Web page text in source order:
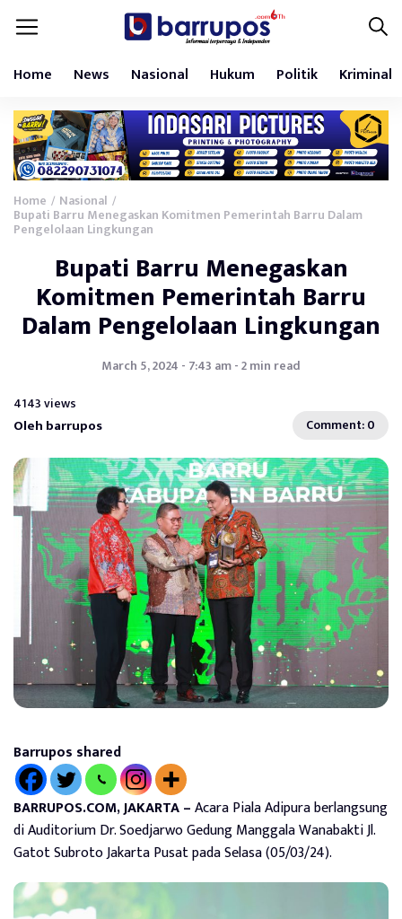
Home News Nasional Hukum Politik Kriminal
Home / Nasional /
Bupati Barru Menegaskan Komitmen Pemerintah Barru Dalam
Pengelolaan Lingkungan
Bupati Barru Menegaskan
Komitmen Pemerintah Barru
Dalam Pengelolaan Lingkungan
March 5, 2024 - 7:43 am - 2 min read
4143 views
Oleh barrupos Comment: 0
Barrupos shared
BARRUPOS.COM, JAKARTA –Acara Piala Adipura berlangsung
di Auditorium Dr. Soedjarwo Gedung Manggala Wanabakti Jl.
Gatot Subroto Jakarta Pusat pada Selasa (05/03/24).